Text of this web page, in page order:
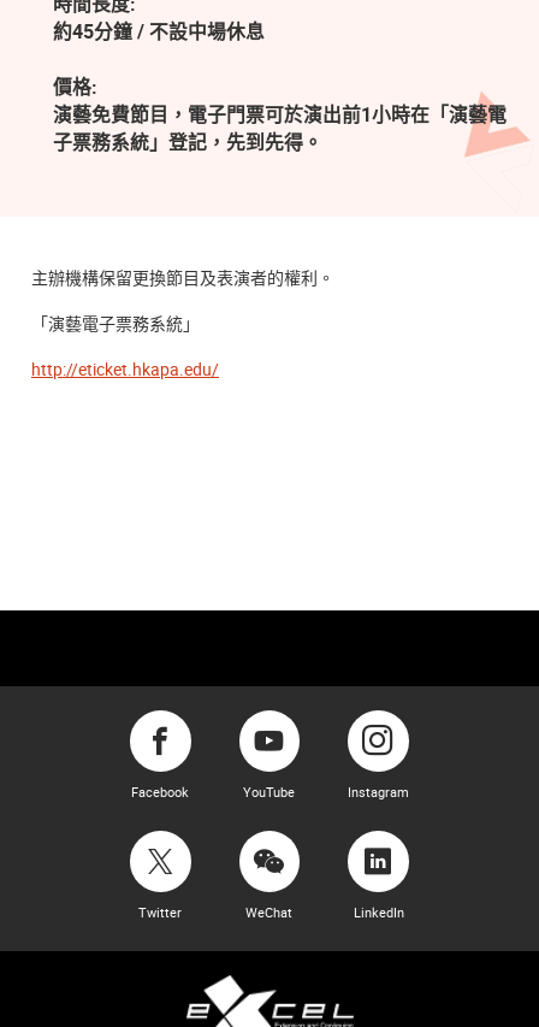
約45分鐘 / 不設中場休息
價格:
演藝免費節目，電子門票可於演出前1小時在「演藝電
子票務系統」登記，先到先得。
主辦機構保留更換節目及表演者的權利。
「演藝電子票務系統」
http://eticket.hkapa.edu/
Facebook YouTube Instagram
Twitter WeChat LinkedIn